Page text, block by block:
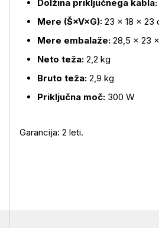
Dolžina priključnega kabla:
Mere (Š×V×G): 23 × 18 × 23
Mere embalaže: 28,5 × 23
Neto teža: 2,2 kg
Bruto teža: 2,9 kg
Priključna moč: 300 W
Garancija: 2 leti.